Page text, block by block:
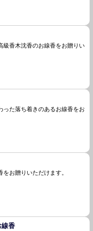
級香木沈香のお線香をお贈りい
った落ち着きのあるお線香をお
をお贈りいただけま す。
線香